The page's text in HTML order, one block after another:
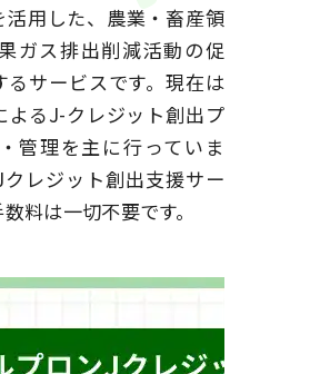
用した、農業・畜産領
ガス排出削減活動の促
サービスです。現在は
よるJ-クレジット創出プ
管理を主に行っていま
レジット創出支援サー
料は一切不要です。